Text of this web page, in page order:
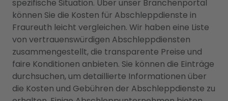
spezifische Situation. Über unser Branchenportal
können Sie die Kosten für Abschleppdienste in
Fraureuth leicht vergleichen. Wir haben eine Liste
von vertrauenswürdigen Abschleppdiensten
zusammengestellt, die transparente Preise und
faire Konditionen anbieten. Sie können die Einträge
durchsuchen, um detaillierte Informationen über
die Kosten und Gebühren der Abschleppdienste zu